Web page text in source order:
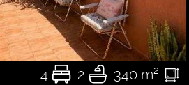
4 2 340 m²